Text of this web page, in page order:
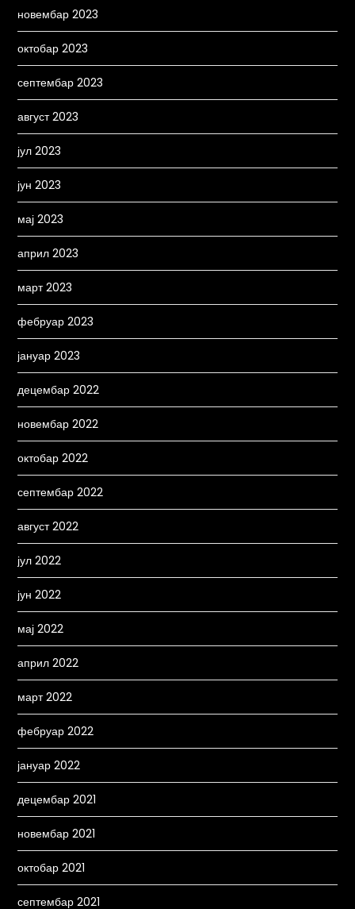
новембар 2023
октобар 2023
септембар 2023
август 2023
јул 2023
јун 2023
мај 2023
април 2023
март 2023
фебруар 2023
јануар 2023
децембар 2022
новембар 2022
октобар 2022
септембар 2022
август 2022
јул 2022
јун 2022
мај 2022
април 2022
март 2022
фебруар 2022
јануар 2022
децембар 2021
новембар 2021
октобар 2021
септембар 2021